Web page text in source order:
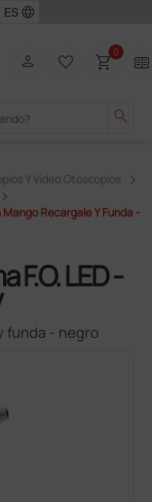
language
search
person favorite_border shopping_cart0 two_pager
Y Video Otoscopios
Recargale Y Funda -
F.O. LED -
funda - negro